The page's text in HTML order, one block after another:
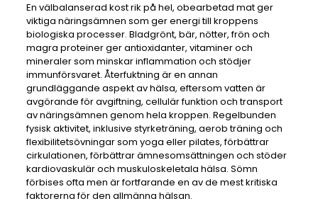
En välbalanserad kost rik på hel, obearbetad mat ger
viktiga näringsämnen som ger energi till kroppens
biologiska processer. Bladgrönt, bär, nötter, frön och
magra proteiner ger antioxidanter, vitaminer och
mineraler som minskar inflammation och stödjer
immunförsvaret. Återfuktning är en annan
grundläggande aspekt av hälsa, eftersom vatten är
avgörande för avgiftning, cellulär funktion och transport
av näringsämnen genom hela kroppen. Regelbunden
fysisk aktivitet, inklusive styrketräning, aerob träning och
flexibilitetsövningar som yoga eller pilates, förbättrar
cirkulationen, förbättrar ämnesomsättningen och stöder
kardiovaskulär och muskuloskeletala hälsa. Sömn
förbises ofta men är fortfarande en av de mest kritiska
faktorerna för den allmänna hälsan.